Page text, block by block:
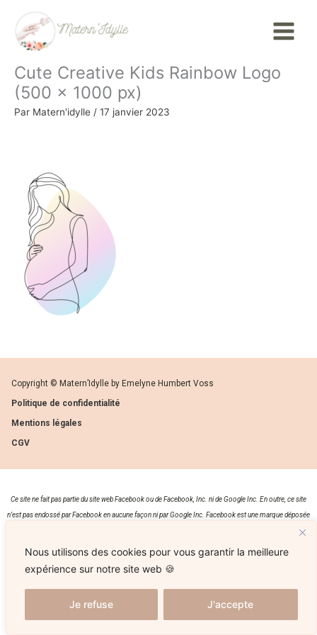
Nous utilisons des cookies pour vous garantir la meilleure
expérience sur notre site web 🍪
Je refuse J'accepte
contenu
Menu
Cute Creative Kids Rainbow Logo
(500 × 1000 px)
Par Matern'idylle / 17 janvier 2023
Copyright © Matern’Idylle by Emelyne Humbert Voss
Politique de confidentialité
Mentions légales
CGV
Ce site ne fait pas partie du site web Facebook ou de Facebook, Inc. ni de Google Inc. En outre, ce site
n’est pas endossé par Facebook en aucune façon ni par Google Inc. Facebook est une marque déposée